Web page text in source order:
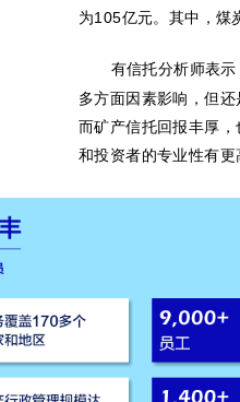
为105亿元。其中，煤
有信托分析师表示
多方面因素影响，但
而矿产信托回报丰厚
和投资者的专业性有更